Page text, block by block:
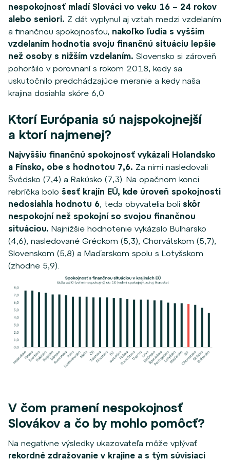
nespokojnosť mladí Slováci vo veku 16 – 24 rokov
alebo seniori. Z dát vyplynul aj vzťah medzi vzdelaním
a finančnou spokojnosťou, nakoľko ľudia s vyšším
vzdelaním hodnotia svoju finančnú situáciu lepšie
než osoby s nižším vzdelaním. Slovensko si zároveň
pohoršilo v porovnaní s rokom 2018, kedy sa
uskutočnilo predchádzajúce meranie a kedy naša
krajina dosiahla skóre 6,0
Ktorí Európania sú najspokojnejší
a ktorí najmenej?
Najvyššiu finančnú spokojnosť vykázali Holandsko
a Fínsko, obe s hodnotou 7,6. Za nimi nasledovali
Švédsko (7,4) a Rakúsko (7,3). Na opačnom konci
rebríčka bolo šesť krajín EÚ, kde úroveň spokojnosti
nedosiahla hodnotu 6, teda obyvatelia boli skôr
nespokojní než spokojní so svojou finančnou
situáciou. Najnižšie hodnotenie vykázalo Bulharsko
(4,6), nasledované Gréckom (5,3), Chorvátskom (5,7),
Slovenskom (5,8) a Maďarskom spolu s Lotyšskom
(zhodne 5,9).
V čom pramení nespokojnosť
Slovákov a čo by mohlo pomôcť?
Na negatívne výsledky ukazovateľa môže vplývať
rekordné zdražovanie v krajine a s tým súvisiaci